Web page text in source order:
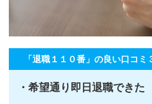
「退職１１０番」の良い口コミ
・希望通り即日退職できた